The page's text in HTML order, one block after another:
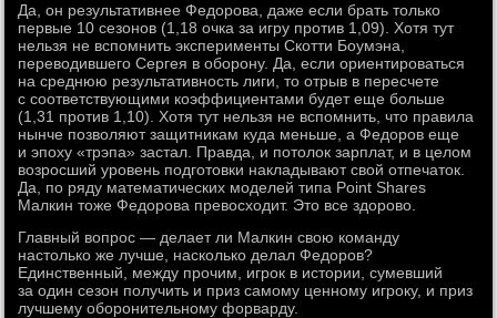
Да, он результативнее Федорова, даже если брать только
первые 10 сезонов (1,18 очка за игру против 1,09). Хотя тут
нельзя не вспомнить эксперименты Скотти Боумэна,
переводившего Сергея в оборону. Да, если ориентироваться
на среднюю результативность лиги, то отрыв в пересчете
с соответствующими коэффициентами будет еще больше
(1,31 против 1,10). Хотя тут нельзя не вспомнить, что правила
нынче позволяют защитникам куда меньше, а Федоров еще
и эпоху «трэпа» застал. Правда, и потолок зарплат, и в целом
возросший уровень подготовки накладывают свой отпечаток.
Да, по ряду математических моделей типа Point Shares
Малкин тоже Федорова превосходит. Это все здорово.
Главный вопрос — делает ли Малкин свою команду
настолько же лучше, насколько делал Федоров?
Единственный, между прочим, игрок в истории, сумевший
за один сезон получить и приз самому ценному игроку, и приз
лучшему оборонительному форварду.